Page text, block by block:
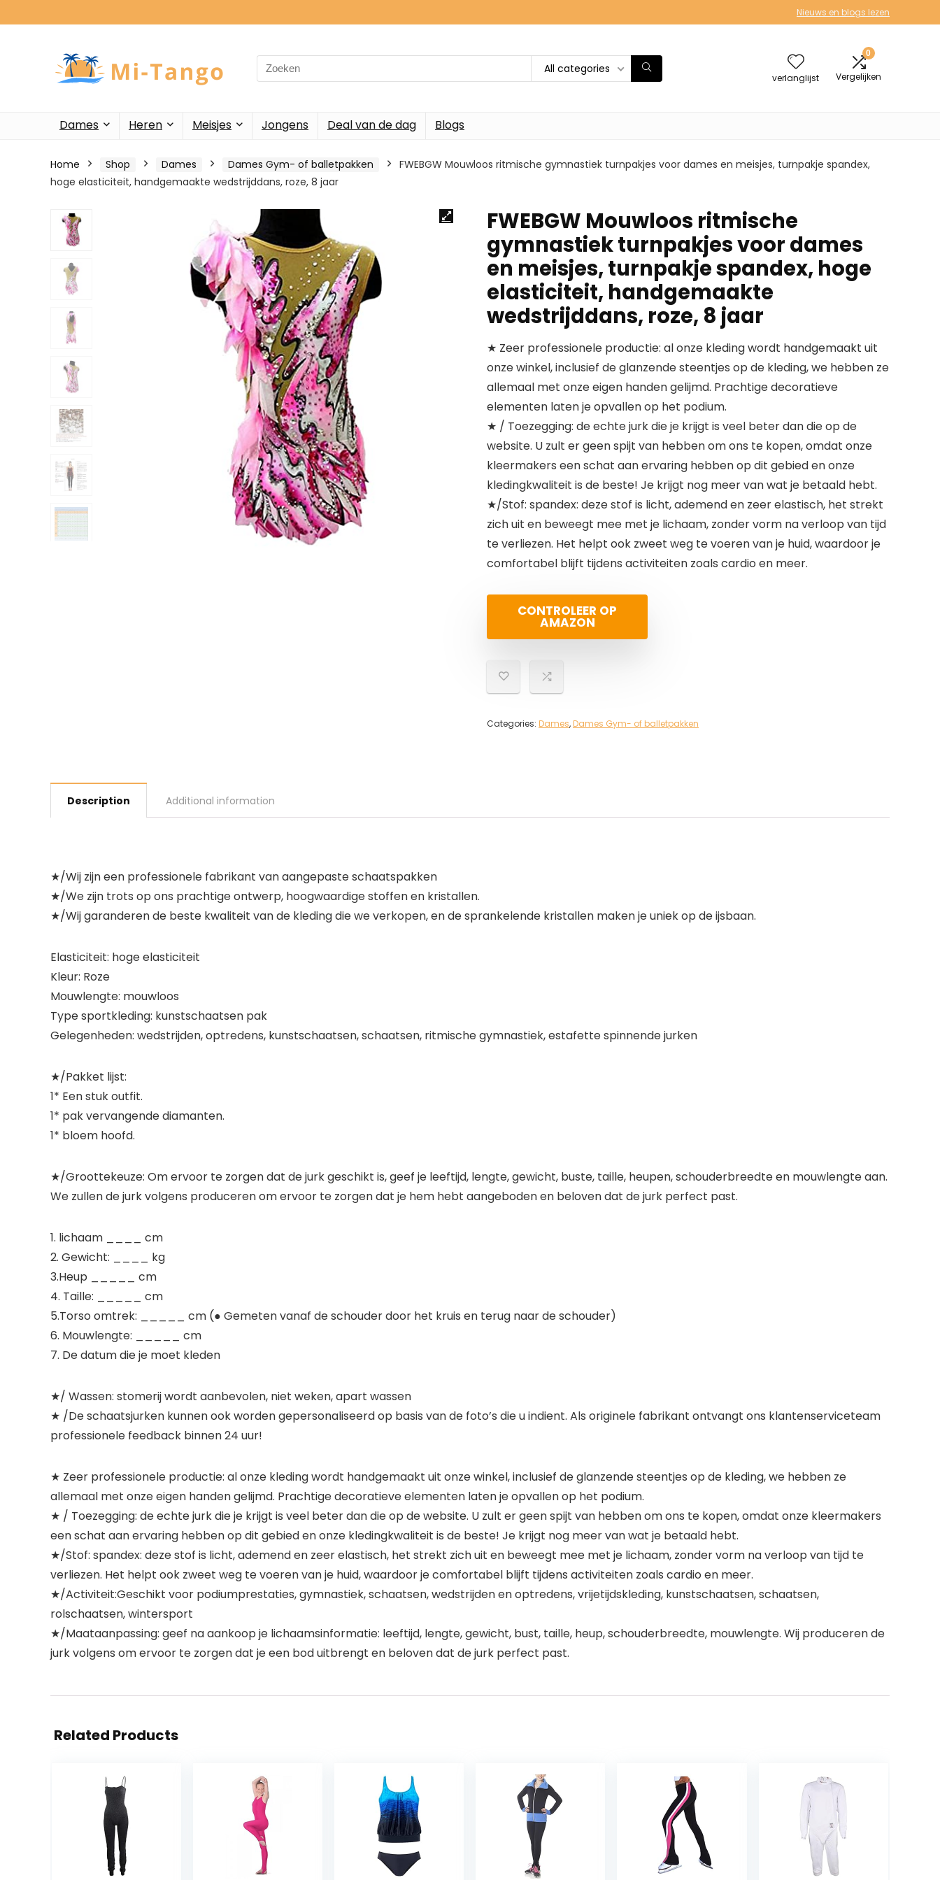
Nieuws en blogs lezen
Search
for:
All categories
verlanglijst
0
Vergelijken
Dames Heren Meisjes Jongens Deal van de dag Blogs
Home Shop Dames Dames Gym- of balletpakken
FWEBGW Mouwloos ritmische gymnastiek turnpakjes voor dames en meisjes, turnpakje spandex,
hoge elasticiteit, handgemaakte wedstrijddans, roze, 8 jaar
FWEBGW Mouwloos ritmische
gymnastiek turnpakjes voor dames
en meisjes, turnpakje spandex, hoge
elasticiteit, handgemaakte
wedstrijddans, roze, 8 jaar
★ Zeer professionele productie: al onze kleding wordt handgemaakt uit
onze winkel, inclusief de glanzende steentjes op de kleding, we hebben ze
allemaal met onze eigen handen gelijmd. Prachtige decoratieve
elementen laten je opvallen op het podium.
★ / Toezegging: de echte jurk die je krijgt is veel beter dan die op de
website. U zult er geen spijt van hebben om ons te kopen, omdat onze
kleermakers een schat aan ervaring hebben op dit gebied en onze
kledingkwaliteit is de beste! Je krijgt nog meer van wat je betaald hebt.
★/Stof: spandex: deze stof is licht, ademend en zeer elastisch, het strekt
zich uit en beweegt mee met je lichaam, zonder vorm na verloop van tijd
te verliezen. Het helpt ook zweet weg te voeren van je huid, waardoor je
comfortabel blijft tijdens activiteiten zoals cardio en meer.
CONTROLEER OP
AMAZON
Categories: Dames,Dames Gym- of balletpakken
Description Additional information
★/Wij zijn een professionele fabrikant van aangepaste schaatspakken
★/We zijn trots op ons prachtige ontwerp, hoogwaardige stoffen en kristallen.
★/Wij garanderen de beste kwaliteit van de kleding die we verkopen, en de sprankelende kristallen maken je uniek op de ijsbaan.
Elasticiteit: hoge elasticiteit
Kleur: Roze
Mouwlengte: mouwloos
Type sportkleding: kunstschaatsen pak
Gelegenheden: wedstrijden, optredens, kunstschaatsen, schaatsen, ritmische gymnastiek, estafette spinnende jurken
★/Pakket lijst:
1* Een stuk outfit.
1* pak vervangende diamanten.
1* bloem hoofd.
★/Groottekeuze: Om ervoor te zorgen dat de jurk geschikt is, geef je leeftijd, lengte, gewicht, buste, taille, heupen, schouderbreedte en mouwlengte aan.
We zullen de jurk volgens produceren om ervoor te zorgen dat je hem hebt aangeboden en beloven dat de jurk perfect past.
1. lichaam ____ cm
2. Gewicht: ____ kg
3.Heup _____ cm
4. Taille: _____ cm
5.Torso omtrek: _____ cm (● Gemeten vanaf de schouder door het kruis en terug naar de schouder)
6. Mouwlengte: _____ cm
7. De datum die je moet kleden
★/ Wassen: stomerij wordt aanbevolen, niet weken, apart wassen
★ /De schaatsjurken kunnen ook worden gepersonaliseerd op basis van de foto’s die u indient. Als originele fabrikant ontvangt ons klantenserviceteam
professionele feedback binnen 24 uur!
★ Zeer professionele productie: al onze kleding wordt handgemaakt uit onze winkel, inclusief de glanzende steentjes op de kleding, we hebben ze
allemaal met onze eigen handen gelijmd. Prachtige decoratieve elementen laten je opvallen op het podium.
★ / Toezegging: de echte jurk die je krijgt is veel beter dan die op de website. U zult er geen spijt van hebben om ons te kopen, omdat onze kleermakers
een schat aan ervaring hebben op dit gebied en onze kledingkwaliteit is de beste! Je krijgt nog meer van wat je betaald hebt.
★/Stof: spandex: deze stof is licht, ademend en zeer elastisch, het strekt zich uit en beweegt mee met je lichaam, zonder vorm na verloop van tijd te
verliezen. Het helpt ook zweet weg te voeren van je huid, waardoor je comfortabel blijft tijdens activiteiten zoals cardio en meer.
★/Activiteit:Geschikt voor podiumprestaties, gymnastiek, schaatsen, wedstrijden en optredens, vrijetijdskleding, kunstschaatsen, schaatsen,
rolschaatsen, wintersport
★/Maataanpassing: geef na aankoop je lichaamsinformatie: leeftijd, lengte, gewicht, bust, taille, heup, schouderbreedte, mouwlengte. Wij produceren de
jurk volgens om ervoor te zorgen dat je een bod uitbrengt en beloven dat de jurk perfect past.
Related Products